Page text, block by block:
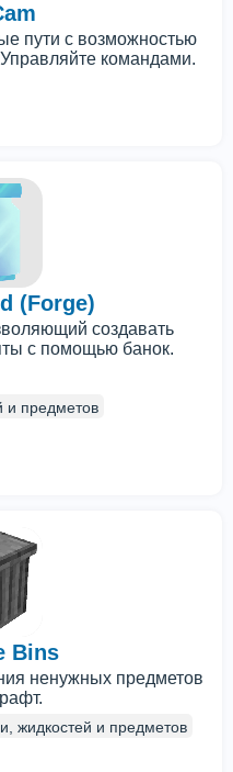
пути с возможностью
командами.
(Forge)
создавать
с помощью банок.
и предметов
Bins
ненужных предметов
жидкостей и предметов